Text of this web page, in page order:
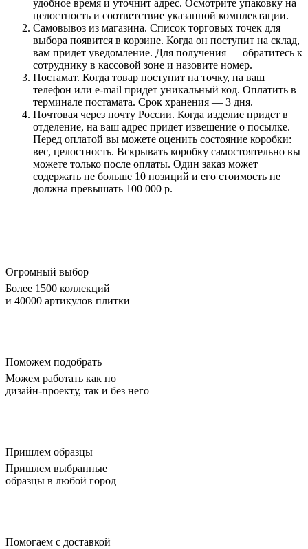
удобное время и уточнит адрес. Осмотрите упаковку на
целостность и соответствие указанной комплектации.
Самовывоз из магазина. Список торговых точек для
выбора появится в корзине. Когда он поступит на склад,
вам придет уведомление. Для получения — обратитесь к
сотруднику в кассовой зоне и назовите номер.
Постамат. Когда товар поступит на точку, на ваш
телефон или e-mail придет уникальный код. Оплатить в
терминале постамата. Срок хранения — 3 дня.
Почтовая через почту России. Когда изделие придет в
отделение, на ваш адрес придет извещение о посылке.
Перед оплатой вы можете оценить состояние коробки:
вес, целостность. Вскрывать коробку самостоятельно вы
можете только после оплаты. Один заказ может
содержать не больше 10 позиций и его стоимость не
должна превышать 100 000 р.
Огромный выбор
Более 1500 коллекций
и 40000 артикулов плитки
Поможем подобрать
Можем работать как по
дизайн-проекту, так и без него
Пришлем образцы
Пришлем выбранные
образцы в любой город
Помогаем с доставкой